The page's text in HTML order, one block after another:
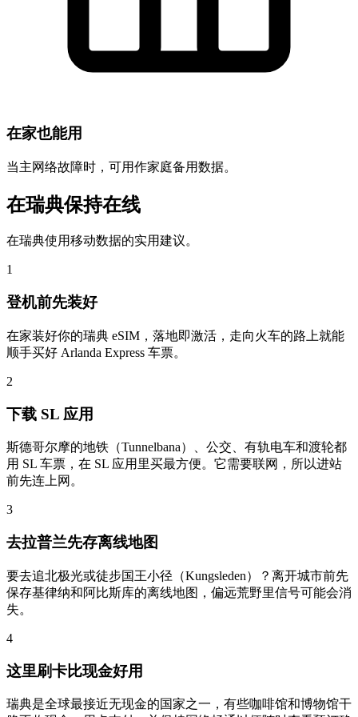
在家也能用
当主网络故障时，可用作家庭备用数据。
在瑞典保持在线
在瑞典使用移动数据的实用建议。
1
登机前先装好
在家装好你的瑞典 eSIM，落地即激活，走向火车的路上就能
顺手买好 Arlanda Express 车票。
2
下载 SL 应用
斯德哥尔摩的地铁（Tunnelbana）、公交、有轨电车和渡轮都
用 SL 车票，在 SL 应用里买最方便。它需要联网，所以进站
前先连上网。
3
去拉普兰先存离线地图
要去追北极光或徒步国王小径（Kungsleden）？离开城市前先
保存基律纳和阿比斯库的离线地图，偏远荒野里信号可能会消
失。
4
这里刷卡比现金好用
瑞典是全球最接近无现金的国家之一，有些咖啡馆和博物馆干